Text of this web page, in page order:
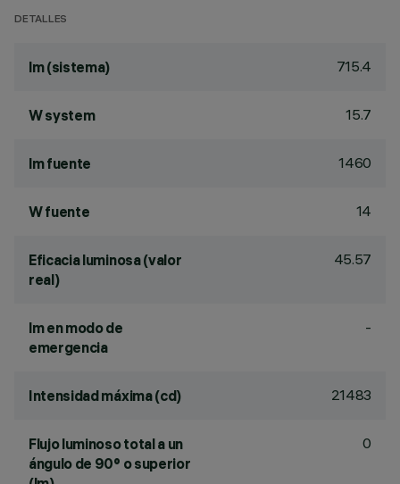
DETALLES
lm (sistema) 715.4
W system 15.7
lm fuente 1460
W fuente 14
Eficacia luminosa (valor
real)
45.57
lm en modo de
emergencia
-
Intensidad máxima (cd) 21483
Flujo luminoso total a un
ángulo de 90° o superior
0